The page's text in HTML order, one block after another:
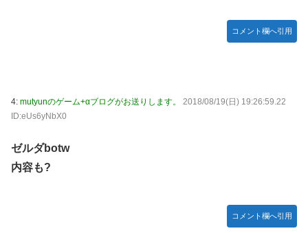
BYDの軽EV「ラッコ」受注が700台超 7月販売は125台
【種運命】ネオが結局よく分からないまま新しい映画が終わ
ンスタフォロワー初動が大して伸びないと思ってませんでし
た？24h16.3万でぶっちぎりですよ笑
「味が全部流れていく！」【海外の反応】
YAC卒業の日
コメント欄へ引用
4: mutyunのゲーム+αブログがお送りします。
2018/08/19(日) 19:26:59.22
ID:eUs6yNbX0
ゼルダbotw
内容も?
コメント欄へ引用